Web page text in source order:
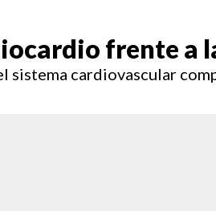
frente a
sistema cardiovascular